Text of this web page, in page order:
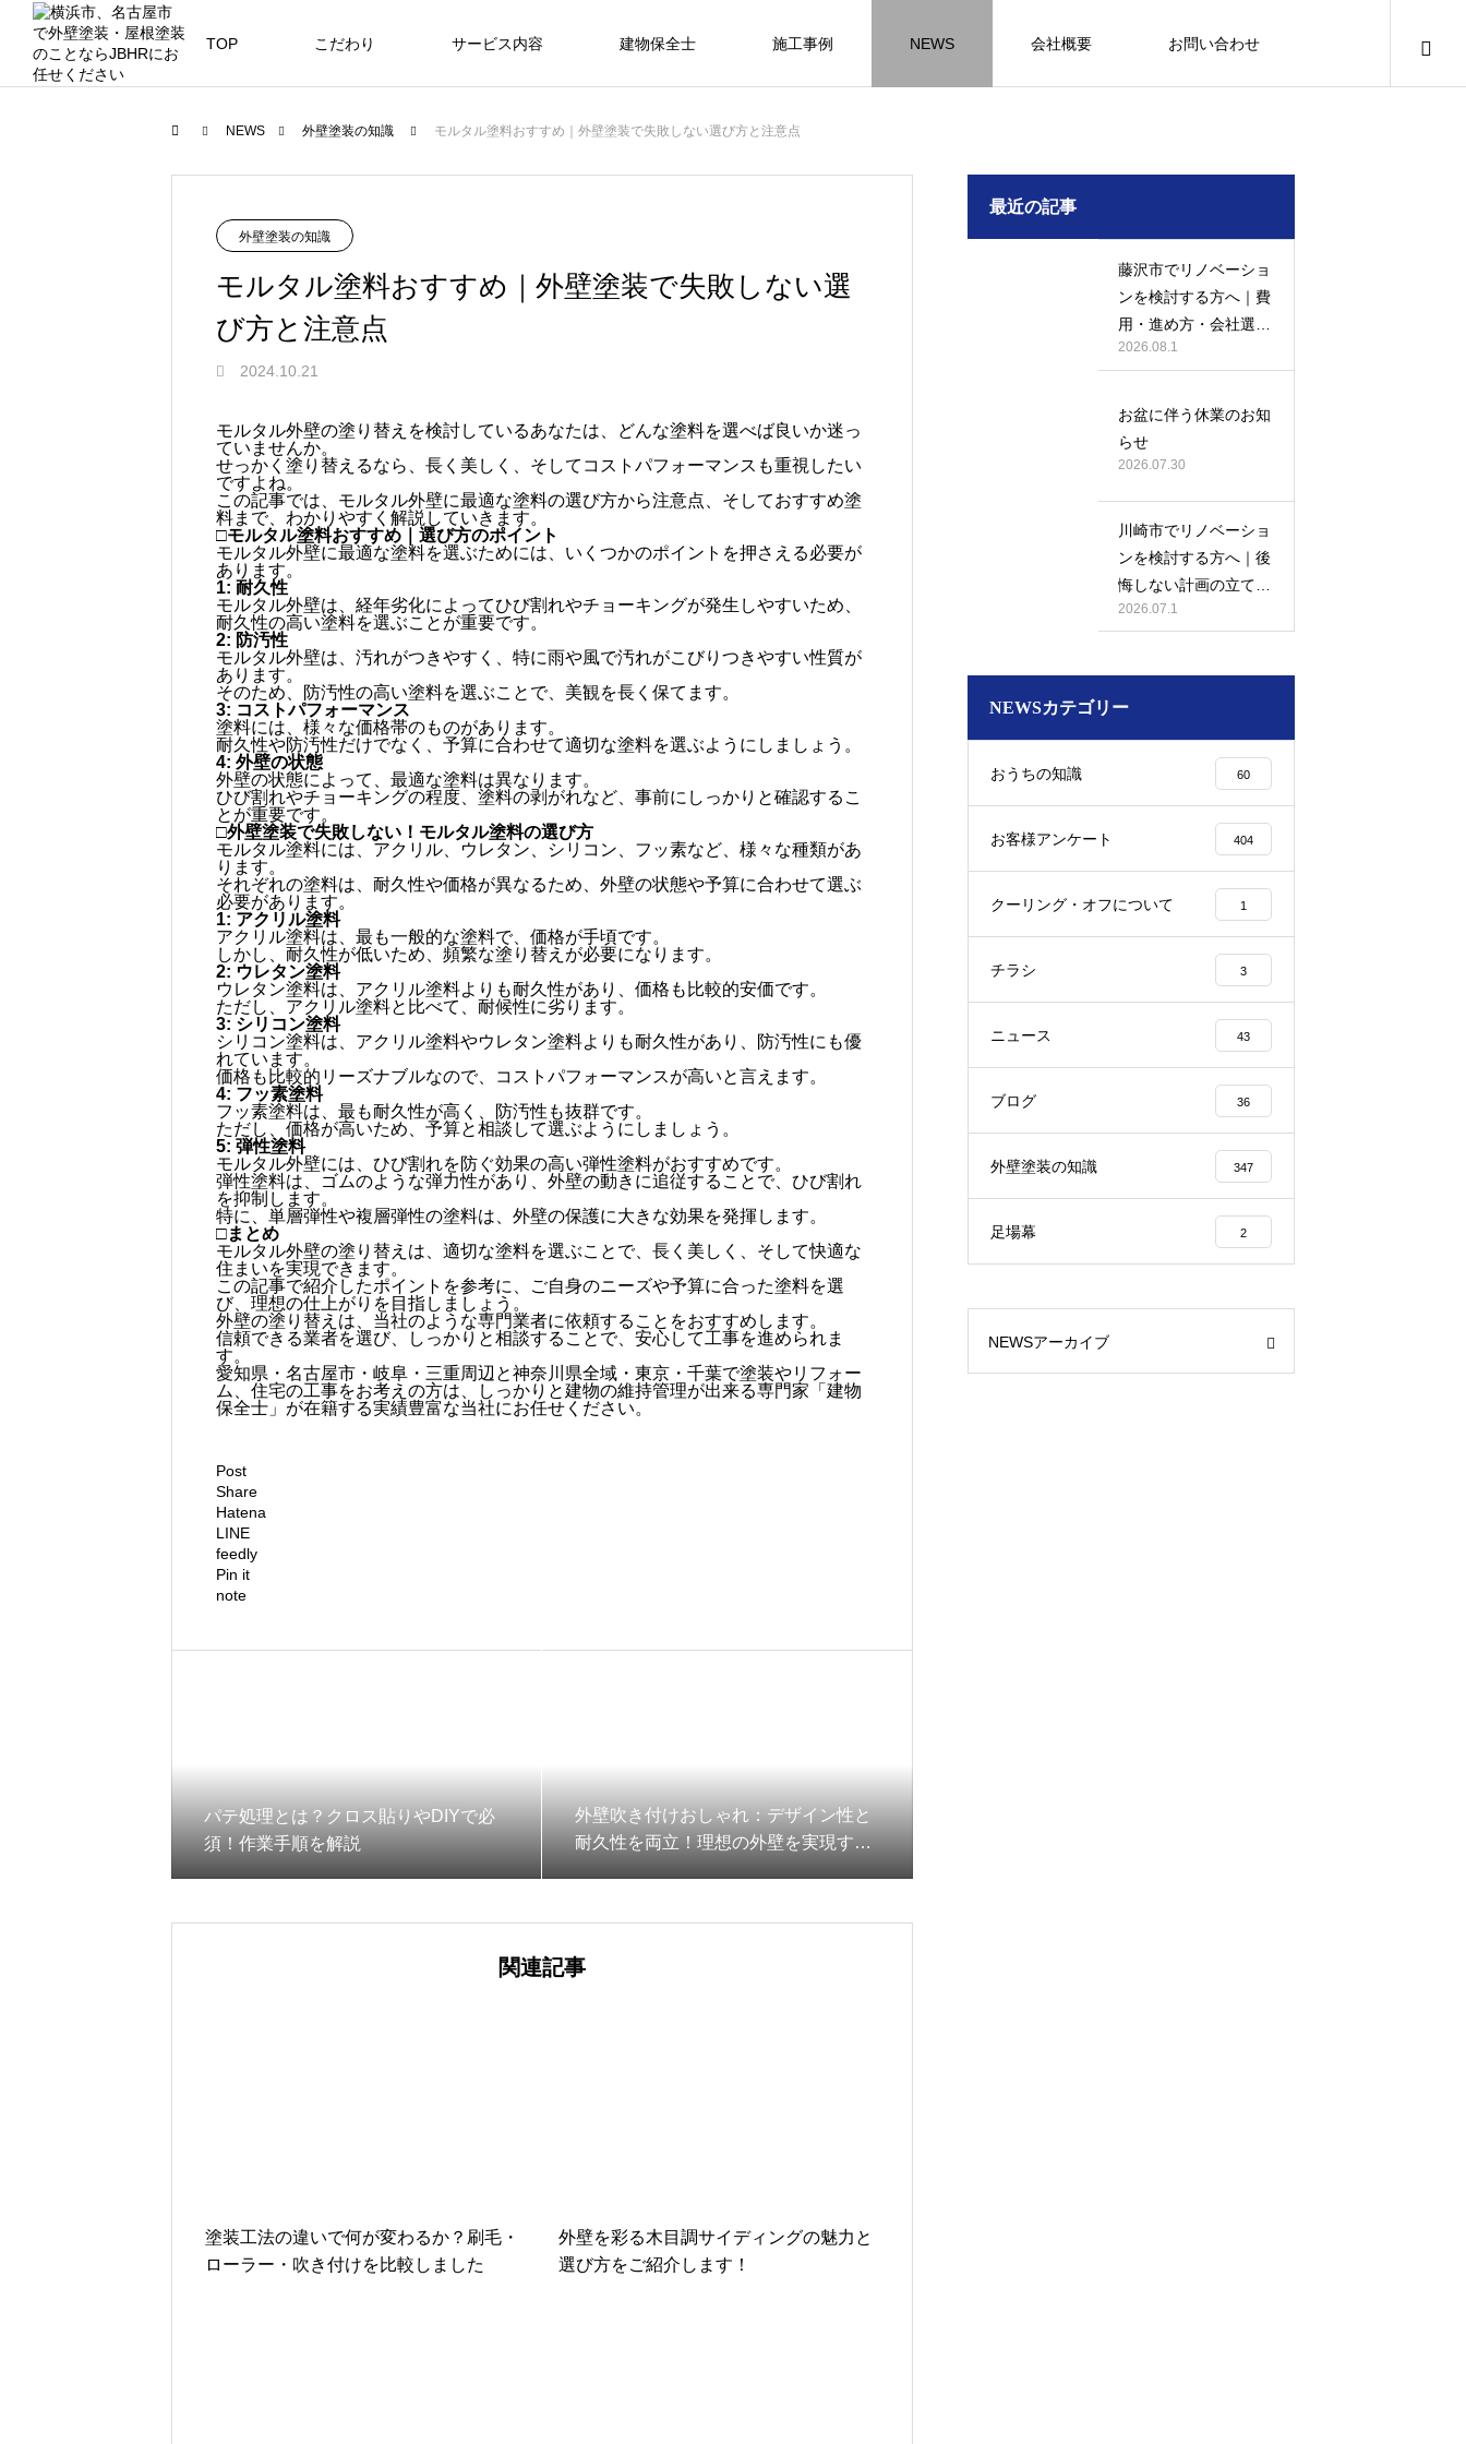
TOP こだわり サービス内容 建物保全士 施工事例 NEWS 会社概要 お問い合わせ
お盆に伴う休業のお知らせ
2026.07.30
【年収600万も可能】未経験歓迎の現
場管理サポート★残業代100％支給／
髪型自由
お客様アンケート401
川崎市でリノベーションを検討する方
へ｜後悔しない計画の立て方と相談先
の選び方
2026.07.01
座間市の外壁塗装と屋根リフォームは
鎌倉市の外壁・屋根塗装は地域密着の
NEW
2021.04.25
建物の点検・維持管理は信頼できる専
建物の点検・維持管理は信頼できる専
門家へ （チラシ）
お客様アンケート405
2026.01.25
お客様アンケート404
2026.01.25
お客様アンケート403
藤沢市でリノベーションを検討する方
へ｜費用・進め方・会社選びのポイン
2026.08.01
火災報知器の設置義務とは？使用期限
外構はコンクリートと芝生どっちが良
い？それぞれの特徴と選び方のポイン
川崎市でリノベーションを検討する方
へ｜後悔しない計画の立て方と相談先
の選び方
2026.07.01
座間市の外壁塗装と屋根リフォームは
鎌倉市の外壁・屋根塗装は地域密着の
NEW
2021.04.25
施工の際は足場幕を設置しています
2020.05.25
クーリング・オフ手続きのお知らせ
2024.04.26
NEWS 外壁塗装の知識 モルタル塗料おすすめ｜外壁塗装で失敗しない選び方と注意点
外壁塗装の知識
モルタル塗料おすすめ｜外壁塗装で失敗しない選
び方と注意点
2024.10.21
モルタル外壁の塗り替えを検討しているあなたは、どんな塗料を選べば良いか迷っ
ていませんか。
せっかく塗り替えるなら、長く美しく、そしてコストパフォーマンスも重視したい
ですよね。
この記事では、モルタル外壁に最適な塗料の選び方から注意点、そしておすすめ塗
料まで、わかりやすく解説していきます。
□モルタル塗料おすすめ｜選び方のポイント
モルタル外壁に最適な塗料を選ぶためには、いくつかのポイントを押さえる必要が
あります。
1: 耐久性
モルタル外壁は、経年劣化によってひび割れやチョーキングが発生しやすいため、
耐久性の高い塗料を選ぶことが重要です。
2: 防汚性
モルタル外壁は、汚れがつきやすく、特に雨や風で汚れがこびりつきやすい性質が
あります。
そのため、防汚性の高い塗料を選ぶことで、美観を長く保てます。
3: コストパフォーマンス
塗料には、様々な価格帯のものがあります。
耐久性や防汚性だけでなく、予算に合わせて適切な塗料を選ぶようにしましょう。
4: 外壁の状態
外壁の状態によって、最適な塗料は異なります。
ひび割れやチョーキングの程度、塗料の剥がれなど、事前にしっかりと確認するこ
とが重要です。
□外壁塗装で失敗しない！モルタル塗料の選び方
モルタル塗料には、アクリル、ウレタン、シリコン、フッ素など、様々な種類があ
ります。
それぞれの塗料は、耐久性や価格が異なるため、外壁の状態や予算に合わせて選ぶ
必要があります。
1: アクリル塗料
アクリル塗料は、最も一般的な塗料で、価格が手頃です。
しかし、耐久性が低いため、頻繁な塗り替えが必要になります。
2: ウレタン塗料
ウレタン塗料は、アクリル塗料よりも耐久性があり、価格も比較的安価です。
ただし、アクリル塗料と比べて、耐候性に劣ります。
3: シリコン塗料
シリコン塗料は、アクリル塗料やウレタン塗料よりも耐久性があり、防汚性にも優
れています。
価格も比較的リーズナブルなので、コストパフォーマンスが高いと言えます。
4: フッ素塗料
フッ素塗料は、最も耐久性が高く、防汚性も抜群です。
ただし、価格が高いため、予算と相談して選ぶようにしましょう。
5: 弾性塗料
モルタル外壁には、ひび割れを防ぐ効果の高い弾性塗料がおすすめです。
弾性塗料は、ゴムのような弾力性があり、外壁の動きに追従することで、ひび割れ
を抑制します。
特に、単層弾性や複層弾性の塗料は、外壁の保護に大きな効果を発揮します。
□まとめ
モルタル外壁の塗り替えは、適切な塗料を選ぶことで、長く美しく、そして快適な
住まいを実現できます。
この記事で紹介したポイントを参考に、ご自身のニーズや予算に合った塗料を選
び、理想の仕上がりを目指しましょう。
外壁の塗り替えは、当社のような専門業者に依頼することをおすすめします。
信頼できる業者を選び、しっかりと相談することで、安心して工事を進められま
す。
愛知県・名古屋市・岐阜・三重周辺と神奈川県全域・東京・千葉で塗装やリフォー
ム、住宅の工事をお考えの方は、しっかりと建物の維持管理が出来る専門家「建物
保全士」が在籍する実績豊富な当社にお任せください。
Post
Share
Hatena
LINE
feedly
Pin it
note
パテ処理とは？クロス貼りやDIYで必
須！作業手順を解説
外壁吹き付けおしゃれ：デザイン性と
耐久性を両立！理想の外壁を実現する
関連記事
塗装工法の違いで何が変わるか？刷毛・
ローラー・吹き付けを比較しました
外壁を彩る木目調サイディングの魅力と
選び方をご紹介します！
最近の記事
藤沢市でリノベーショ
ンを検討する方へ｜費
用・進め方・会社選び
のポイント
2026.08.1
お盆に伴う休業のお知
らせ
2026.07.30
川崎市でリノベーショ
ンを検討する方へ｜後
悔しない計画の立て方
と相談先の選び方
2026.07.1
NEWSカテゴリー
おうちの知識 60
お客様アンケート 404
クーリング・オフについて 1
チラシ 3
ニュース 43
ブログ 36
外壁塗装の知識 347
足場幕 2
NEWSアーカイブ